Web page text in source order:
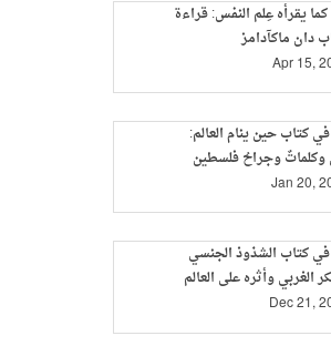
يقرأه عِلم النفس: قراءة
دان ماكآدامز
Apr 15,
كتاب حين ينام العالم:
وجراحُ فلسطين
Jan 20,
كتاب الشذوذ الجنسي
الغربي وأثره على العالم
Dec 21,